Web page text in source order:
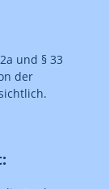
und § 33
der